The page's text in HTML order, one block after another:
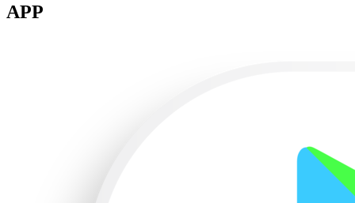
APP